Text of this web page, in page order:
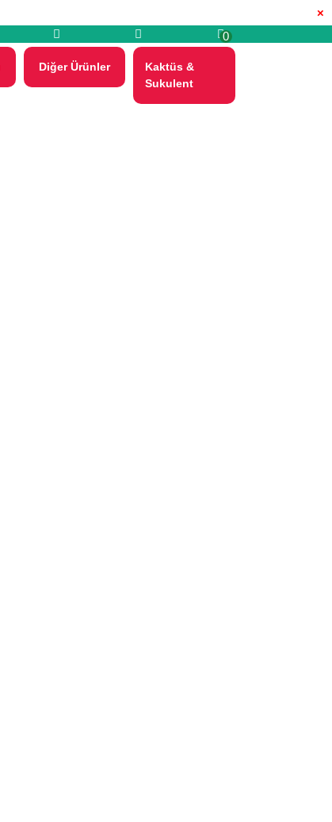
×
0
Diğer Ürünler
Kaktüs &
Sukulent